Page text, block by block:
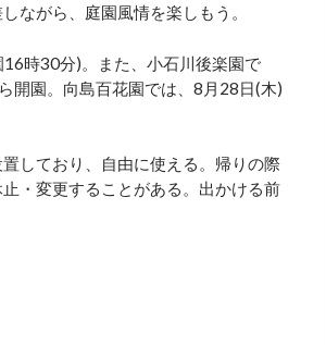
ながら、庭園風情を楽しもう。
時30分)。また、小石川後楽園で
開園。向島百花園では、8月28日(木)
しており、自由に使える。帰りの際
・変更することがある。出かける前